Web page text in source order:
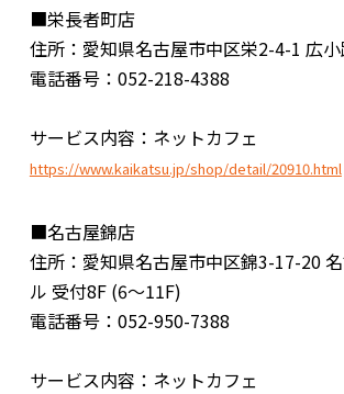
■栄長者町店
住所：愛知県名古屋市中区栄2-4-1 広
電話番号：052-218-4388
サービス内容：ネットカフェ
https://www.kaikatsu.jp/shop/detail/20910.html
■名古屋錦店
住所：愛知県名古屋市中区錦3-17-20
ル 受付8F (6～11F)
電話番号：052-950-7388
サービス内容：ネットカフェ